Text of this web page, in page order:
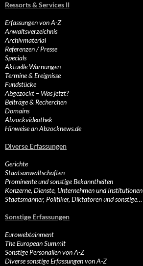
Ressorts & Services II
Erfassungen von A-Z
Anwaltsverzeichnis
Archivmaterial
Referenzen / Presse
Specials
Aktuelle Warnungen
Termine & Ereignisse
Fundstücke
Abgezockt – Was jetzt?
Beiträge & Recherchen
Domains
Abzockvideothek
Hinweise an Abzocknews.de
Diverse Erfassungen
Gerichte
Staatsanwaltschaften
Prominente und sonstige Bekanntheiten
Konzerne, Dienste, Unternehmen und Institutionen
Staatsmänner, Politiker, Diktatoren und sonstige…
Sonstige Erfassungen
Eurowebtainment
The European Summit
Sonstige Personalien von A-Z
Diverse sonstige Erfassungen von A-Z